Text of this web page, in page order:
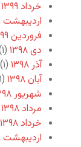
خرداد ۱۳۹۹
اردیبهشت ۱۳۹۹
فروردین ۱۳۹۹
دی ۱۳۹۸
(۱)
آذر ۱۳۹۸
(۱)
آبان ۱۳۹۸
(۱)
شهریور ۱۳۹۸
مرداد ۱۳۹۸
خرداد ۱۳۹۸
اردیبهشت ۱۳۹۸